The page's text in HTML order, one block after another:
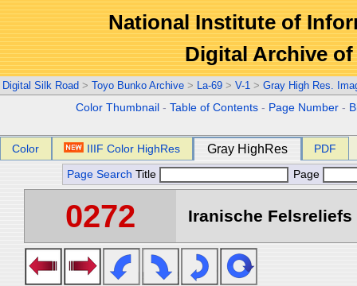
National Institute of
Digital Archive
Digital Silk Road > Toyo Bunko Archive > La-69 > V-1 > Gray High Res.
Color Thumbnail -Table of Contents - Page Number -
Color IIIF Color HighRes Gray HighRes PDF
Page Search Title Page
0272 Iranische Felsreliefs